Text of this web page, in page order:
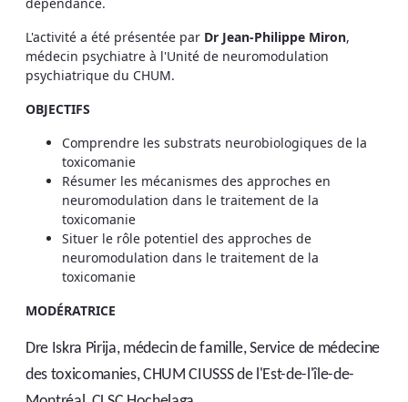
L'activité a été présentée par Dr Jean-Philippe Miron,
médecin psychiatre à l'Unité de neuromodulation
psychiatrique du CHUM.
OBJECTIFS
Comprendre les substrats neurobiologiques de la
toxicomanie
Résumer les mécanismes des approches en
neuromodulation dans le traitement de la
toxicomanie
Situer le rôle potentiel des approches de
neuromodulation dans le traitement de la
toxicomanie
MODÉRATRICE
Dre Iskra Pirija, médecin de famille, Service de médecine
des toxicomanies, CHUM CIUSSS de l'Est-de-l'île-de-